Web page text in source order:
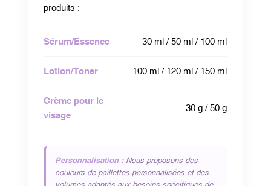
produits :
Sérum/Essence 30 ml / 50 ml / 100 ml
Lotion/Toner 100 ml / 120 ml / 150 ml
Crème pour le
visage
30 g / 50 g
Personnalisation :Nous proposons des
couleurs de paillettes personnalisées et des